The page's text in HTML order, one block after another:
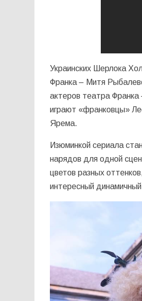
Украинских Шерлока
Франка – Митя
актеров театра Франка
играют «франковцы»
Ярема.
Изюминкой сериала
нарядов для одной
цветов разных
интересный